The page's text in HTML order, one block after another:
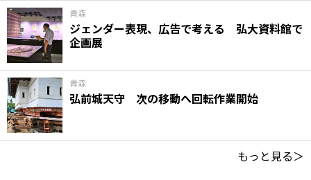
青森
ジェンダー表現、広告で考える 弘大資料館で
企画展
青森
弘前城天守 次の移動へ回転作業開始
もっと見る＞